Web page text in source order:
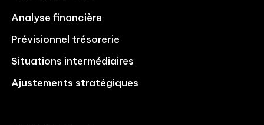
Analyse financière
Prévisionnel trésorerie
Situations intermédiaires
Ajustements stratégiques